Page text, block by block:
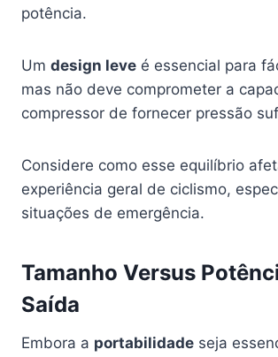
potência.
Um design leve é essencial para
mas não deve comprometer a
compressor de fornecer pressão
Considere como esse equilíbrio
experiência geral de ciclismo,
situações de emergência.
Tamanho Versus
Saída
Embora a portabilidade seja